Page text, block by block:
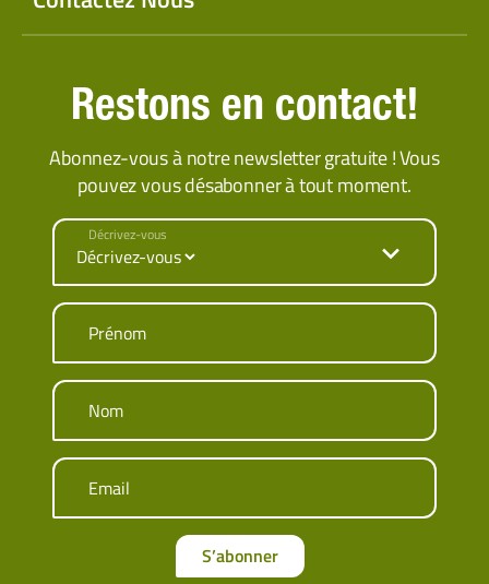
Restons en contact!
Abonnez-vous à notre newsletter gratuite ! Vous
pouvez vous désabonner à tout moment.
Décrivez-vous
Prénom
Nom
Email
S’abonner